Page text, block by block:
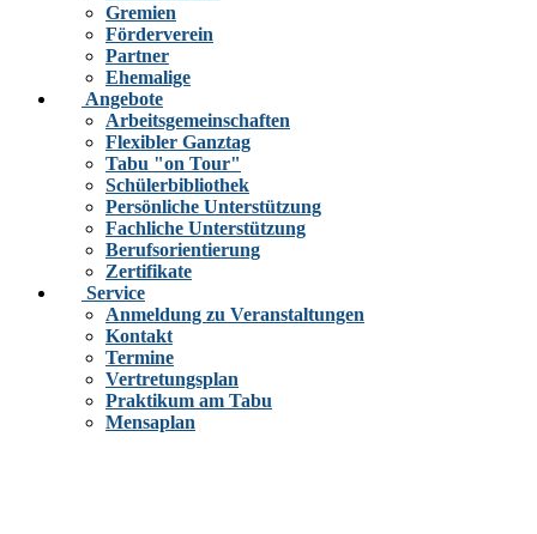
Gremien
Förderverein
Partner
Ehemalige
Angebote
Arbeitsgemeinschaften
Flexibler Ganztag
Tabu "on Tour"
Schülerbibliothek
Persönliche Unterstützung
Fachliche Unterstützung
Berufsorientierung
Zertifikate
Service
Anmeldung zu Veranstaltungen
Kontakt
Termine
Vertretungsplan
Praktikum am Tabu
Mensaplan